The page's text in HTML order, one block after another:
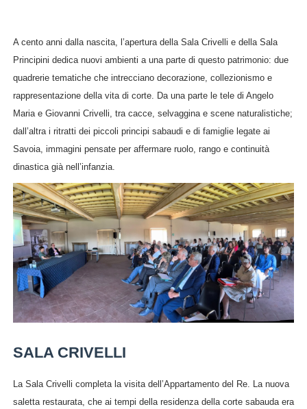
A cento anni dalla nascita, l’apertura della Sala Crivelli e della Sala
Principini dedica nuovi ambienti a una parte di questo patrimonio: due
quadrerie tematiche che intrecciano decorazione, collezionismo e
rappresentazione della vita di corte. Da una parte le tele di Angelo
Maria e Giovanni Crivelli, tra cacce, selvaggina e scene naturalistiche;
dall’altra i ritratti dei piccoli principi sabaudi e di famiglie legate ai
Savoia, immagini pensate per affermare ruolo, rango e continuità
dinastica già nell’infanzia.
SALA CRIVELLI
La Sala Crivelli completa la visita dell’Appartamento del Re. La nuova
saletta restaurata, che ai tempi della residenza della corte sabauda era